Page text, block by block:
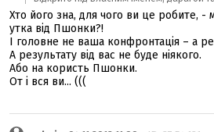
Хто його зна, для чого ви це робите, -
утка від Пшонки?!
І головне не ваша конфронтація – а
А результату від вас не буде ніякого.
Або на користь Пшонки.
От і вся ви... (((